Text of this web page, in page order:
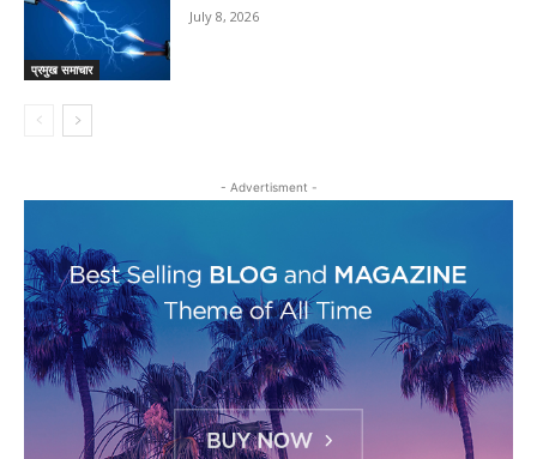
प्रमुख समाचार
July 8, 2026
- Advertisment -